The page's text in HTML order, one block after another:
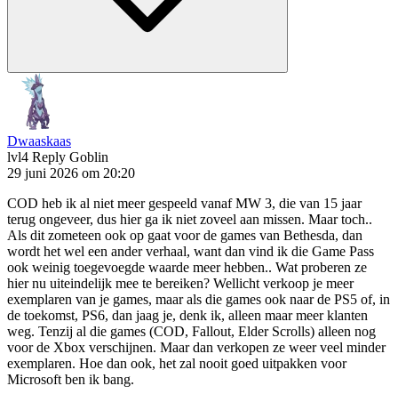
Dwaaskaas
lvl4 Reply Goblin
29 juni 2026 om 20:20
COD heb ik al niet meer gespeeld vanaf MW 3, die van 15 jaar
terug ongeveer, dus hier ga ik niet zoveel aan missen. Maar toch..
Als dit zometeen ook op gaat voor de games van Bethesda, dan
wordt het wel een ander verhaal, want dan vind ik die Game Pass
ook weinig toegevoegde waarde meer hebben.. Wat proberen ze
hier nu uiteindelijk mee te bereiken? Wellicht verkoop je meer
exemplaren van je games, maar als die games ook naar de PS5 of, in
de toekomst, PS6, dan jaag je, denk ik, alleen maar meer klanten
weg. Tenzij al die games (COD, Fallout, Elder Scrolls) alleen nog
voor de Xbox verschijnen. Maar dan verkopen ze weer veel minder
exemplaren. Hoe dan ook, het zal nooit goed uitpakken voor
Microsoft ben ik bang.